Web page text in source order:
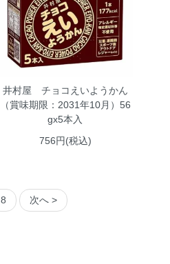
井村屋 チョコえいようかん
（賞味期限：2031年10月）56
gx5本入
756円(税込)
8 次へ >